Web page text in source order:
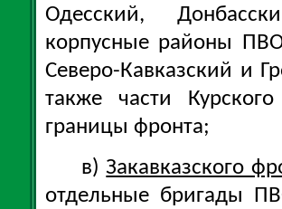
Одесский,
корпусные районы
Северо-Кавказский и
также части
границы фронта;
в) Закавказского
отдельные бригады